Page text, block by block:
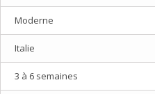
Moderne
Italie
3 à 6 semaines